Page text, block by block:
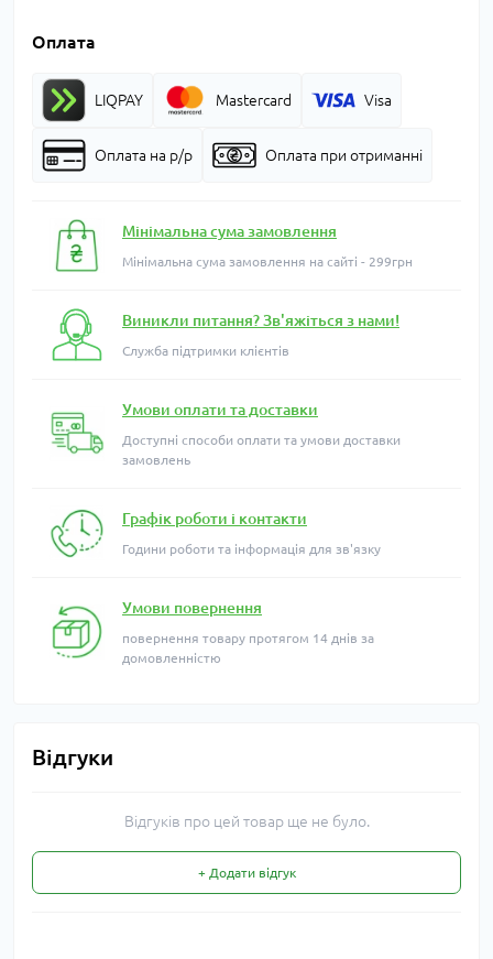
Оплата
LIQPAY Mastercard Visa
Оплата на р/р Оплата при отриманні
Мінімальна сума замовлення
Мінімальна сума замовлення на сайті - 299грн
Виникли питання? Зв'яжіться з нами!
Служба підтримки клієнтів
Умови оплати та доставки
Доступні способи оплати та умови доставки
замовлень
Графік роботи і контакти
Години роботи та інформація для зв'язку
Умови повернення
повернення товару протягом 14 днів за
домовленністю
Відгуки
Відгуків про цей товар ще не було.
+ Додати відгук